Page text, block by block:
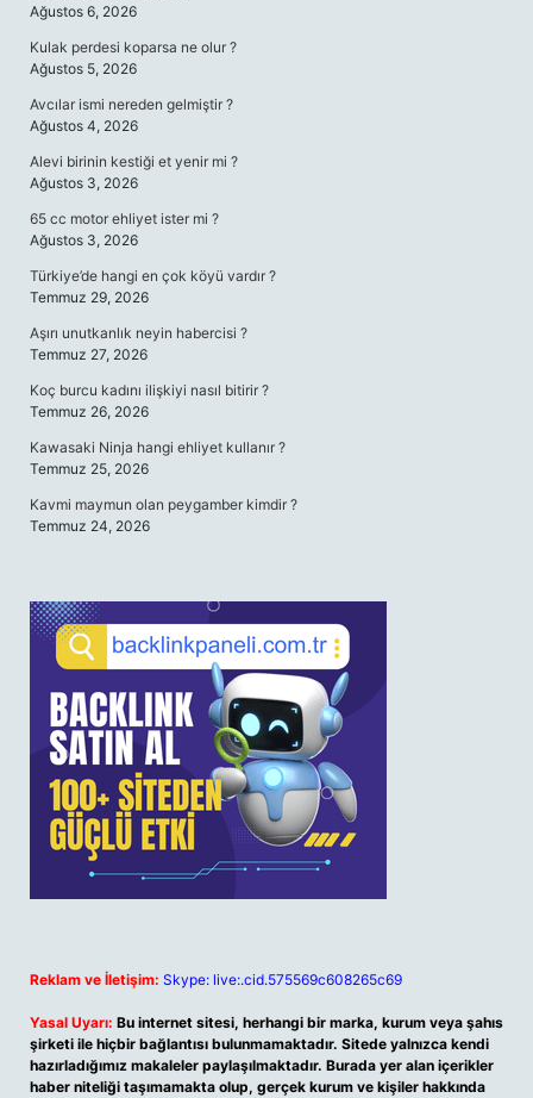
Ağustos 6, 2026
Kulak perdesi koparsa ne olur ?
Ağustos 5, 2026
Avcılar ismi nereden gelmiştir ?
Ağustos 4, 2026
Alevi birinin kestiği et yenir mi ?
Ağustos 3, 2026
65 cc motor ehliyet ister mi ?
Ağustos 3, 2026
Türkiye’de hangi en çok köyü vardır ?
Temmuz 29, 2026
Aşırı unutkanlık neyin habercisi ?
Temmuz 27, 2026
Koç burcu kadını ilişkiyi nasıl bitirir ?
Temmuz 26, 2026
Kawasaki Ninja hangi ehliyet kullanır ?
Temmuz 25, 2026
Kavmi maymun olan peygamber kimdir ?
Temmuz 24, 2026
Reklam ve İletişim: Skype: live:.cid.575569c608265c69
Yasal Uyarı: Bu internet sitesi, herhangi bir marka, kurum veya şahıs
şirketi ile hiçbir bağlantısı bulunmamaktadır. Sitede yalnızca kendi
hazırladığımız makaleler paylaşılmaktadır. Burada yer alan içerikler
haber niteliği taşımamakta olup, gerçek kurum ve kişiler hakkında